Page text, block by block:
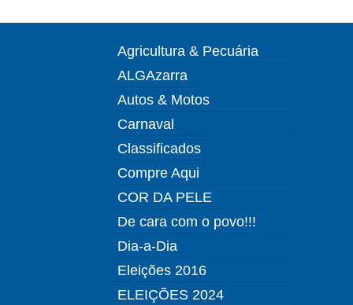
Agricultura & Pecuária
ALGAzarra
Autos & Motos
Carnaval
Classificados
Compre Aqui
COR DA PELE
De cara com o povo!!!
Dia-a-Dia
Eleições 2016
ELEIÇÕES 2024